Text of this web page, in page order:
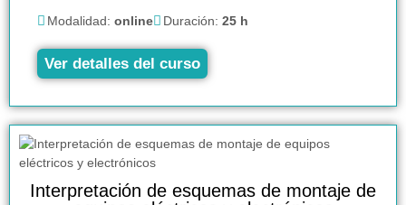
Modalidad: online Duración: 25 h
Ver detalles del curso
Interpretación de esquemas de montaje de